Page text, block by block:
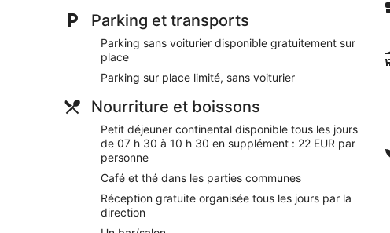
surveillance d'un adulte. Les clients de moins de 17 ans ne
Lors de votre séjour dans Domaine Tarbouriech, vous ne
Dans cet hébergement, vous profiterez de prestations de
gratuit, sans oublier une réception gratuite. Cet hébergement
chouchouter les boules de tous poils, notamment des
Wi-Fi gratuit
Parking sans service de voiturier gratuit
Vous pourrez reprendre des forces au restaurant ou
Petit déjeuner continental servi tous les jours en supplément
Pour vous délasser après une journée de visites, vous
Vous pourrez vous faire plaisir au spa qui offre des soins
massages au spa
Parking et transports
Parking sans voiturier disponible gratuitement sur
place
Parking sur place limité, sans voiturier
Nourriture et boissons
Petit déjeuner continental disponible tous les jours
de 07 h 30 à 10 h 30 en supplément : 22 EUR par
personne
Café et thé dans les parties communes
Réception gratuite organisée tous les jours par la
direction